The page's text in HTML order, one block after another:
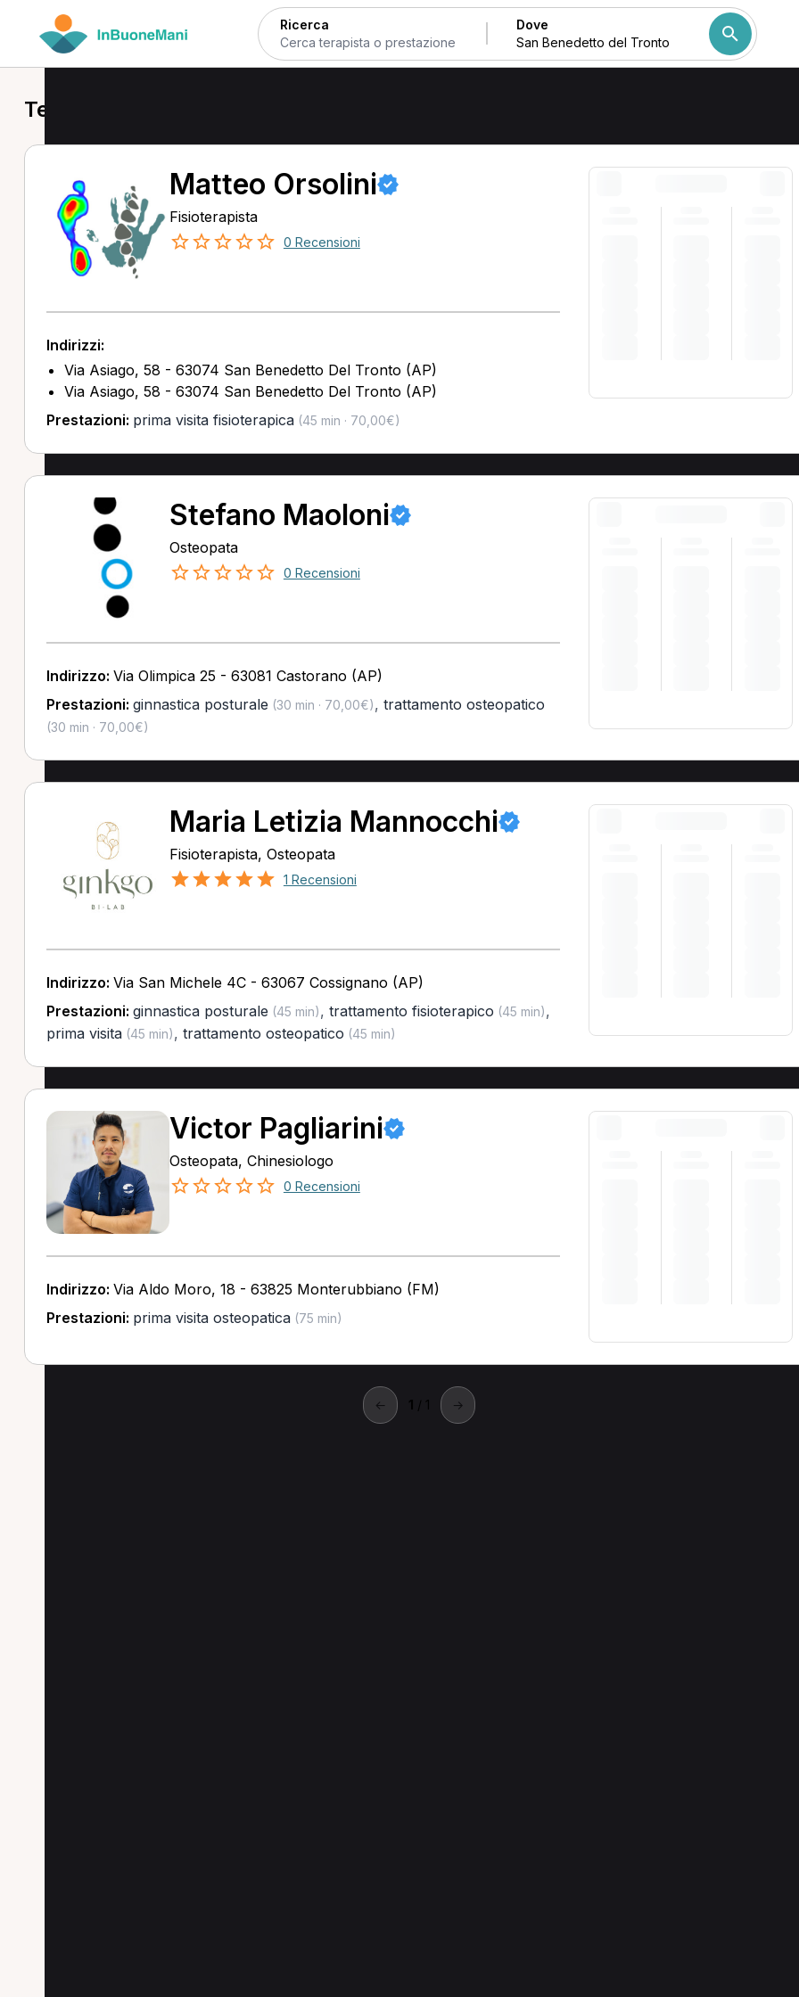
Ricerca Dove
Terapisti a San Benedetto del Tronto
Matteo Orsolini
Fisioterapista
0 Recensioni
Indirizzi:
Via Asiago, 58 - 63074 San Benedetto Del Tronto (AP)
Via Asiago, 58 - 63074 San Benedetto Del Tronto (AP)
Prestazioni: prima visita fisioterapica(45 min · 70,00€)
Stefano Maoloni
Osteopata
0 Recensioni
Indirizzo: Via Olimpica 25 - 63081 Castorano (AP)
Prestazioni: ginnastica posturale (30 min · 70,00€), trattamento osteopatico
(30 min · 70,00€)
Maria Letizia Mannocchi
Fisioterapista, Osteopata
1 Recensioni
Indirizzo: Via San Michele 4C - 63067 Cossignano (AP)
Prestazioni: ginnastica posturale (45 min), trattamento fisioterapico (45 min),
prima visita(45 min), trattamento osteopatico (45 min)
Victor Pagliarini
Osteopata, Chinesiologo
0 Recensioni
Indirizzo: Via Aldo Moro, 18 - 63825 Monterubbiano (FM)
Prestazioni: prima visita osteopatica(75 min)
← 1 / 1 →